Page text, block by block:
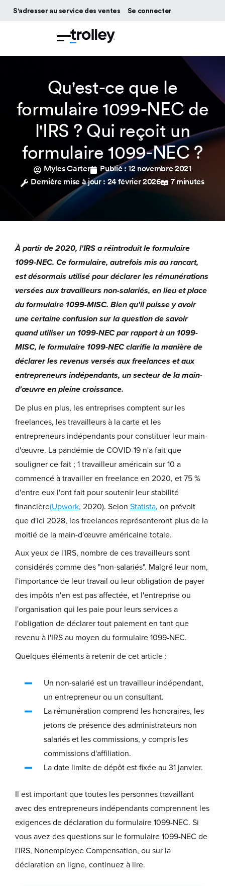
S'adresser au service des ventes Se connecter
Qu'est-ce que le
formulaire 1099-NEC de
l'IRS ? Qui reçoit un
formulaire 1099-NEC ?
Myles Carter Publié :12 novembre 2021
Dernière mise à jour : 24 février 2026
7 minutes
À partir de 2020, l'IRS a réintroduit le formulaire
1099-NEC. Ce formulaire, autrefois mis au rancart,
est désormais utilisé pour déclarer les rémunérations
versées aux travailleurs non-salariés, en lieu et place
du formulaire 1099-MISC. Bien qu'il puisse y avoir
une certaine confusion sur la question de savoir
quand utiliser un 1099-NEC par rapport à un 1099-
MISC, le formulaire 1099-NEC clarifie la manière de
déclarer les revenus versés aux freelances et aux
entrepreneurs indépendants, un secteur de la main-
d'œuvre en pleine croissance.
De plus en plus, les entreprises comptent sur les
freelances, les travailleurs à la carte et les
entrepreneurs indépendants pour constituer leur main-
d'œuvre. La pandémie de COVID-19 n'a fait que
souligner ce fait ; 1 travailleur américain sur 10 a
commencé à travailler en freelance en 2020, et 75 %
d'entre eux l'ont fait pour soutenir leur stabilité
financière(Upwork, 2020). Selon Statista, on prévoit
que d'ici 2028, les freelances représenteront plus de la
moitié de la main-d'œuvre américaine totale.
Aux yeux de l'IRS, nombre de ces travailleurs sont
considérés comme des "non-salariés". Malgré leur nom,
l'importance de leur travail ou leur obligation de payer
des impôts n'en est pas affectée, et l'entreprise ou
l'organisation qui les paie pour leurs services a
l'obligation de déclarer tout paiement en tant que
revenu à l'IRS au moyen du formulaire 1099-NEC.
Quelques éléments à retenir de cet article :
Un non-salarié est un travailleur indépendant,
un entrepreneur ou un consultant.
La rémunération comprend les honoraires, les
jetons de présence des administrateurs non
salariés et les commissions, y compris les
commissions d'affiliation.
La date limite de dépôt est fixée au 31 janvier.
Il est important que toutes les personnes travaillant
avec des entrepreneurs indépendants comprennent les
exigences de déclaration du formulaire 1099-NEC. Si
vous avez des questions sur le formulaire 1099-NEC de
l'IRS, Nonemployee Compensation, ou sur la
déclaration en ligne, continuez à lire.